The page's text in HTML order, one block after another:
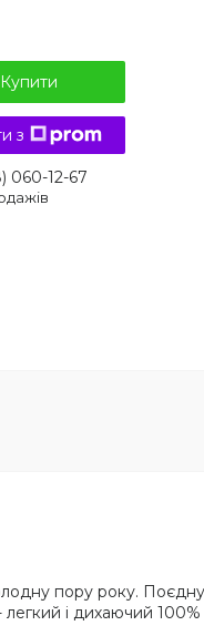
Купити
з
060-12-67
пору року.
легкий і дихаючий